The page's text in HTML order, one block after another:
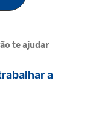
te ajudar
a